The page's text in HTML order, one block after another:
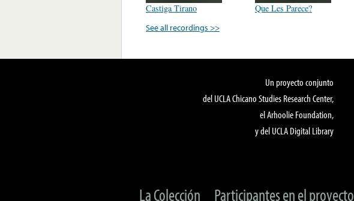
Castiga Tirano
Que Les Parece?
See all recordings >>
Un proyecto conjunto
del UCLA Chicano Studies Research Center,
el Arhoolie Foundation,
y del UCLA Digital Library
La Colección Participantes en el proyecto